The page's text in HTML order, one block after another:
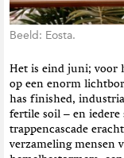
Beeld: Eosta.
Het is eind juni; voor
op een enorm
has finished,
fertile soil – en iedere
trappencascade
verzameling mensen